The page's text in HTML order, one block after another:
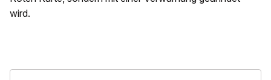
wird.